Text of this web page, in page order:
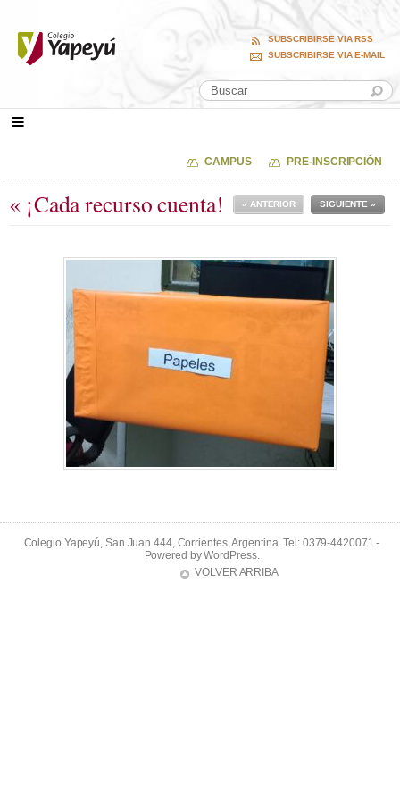
SUBSCRIBIRSE VIA RSS
SUBSCRIBIRSE VIA E-MAIL
CAMPUS PRE-INSCRIPCIÓN
« ¡Cada recurso cuenta! SIGUIENTE »
« ANTERIOR
Colegio Yapeyú, San Juan 444, Corrientes, Argentina. Tel: 0379-4420071 -
Powered byWordPress.
VOLVER ARRIBA